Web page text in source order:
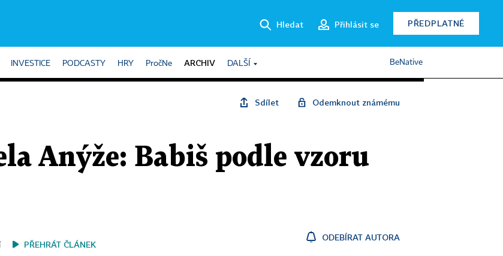
Hledat Přihlásit se PŘEDPLATNÉ
INVESTICE PODCASTY HRY PročNe ARCHIV DALŠÍ BeNative
Sdílet Odemknout známému
Anýže: Babiš podle vzoru
PŘEHRÁT ČLÁNEK
ODEBÍRAT AUTORA